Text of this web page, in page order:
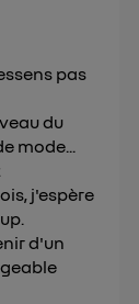
pas
du
mode...
j'espère
d'un